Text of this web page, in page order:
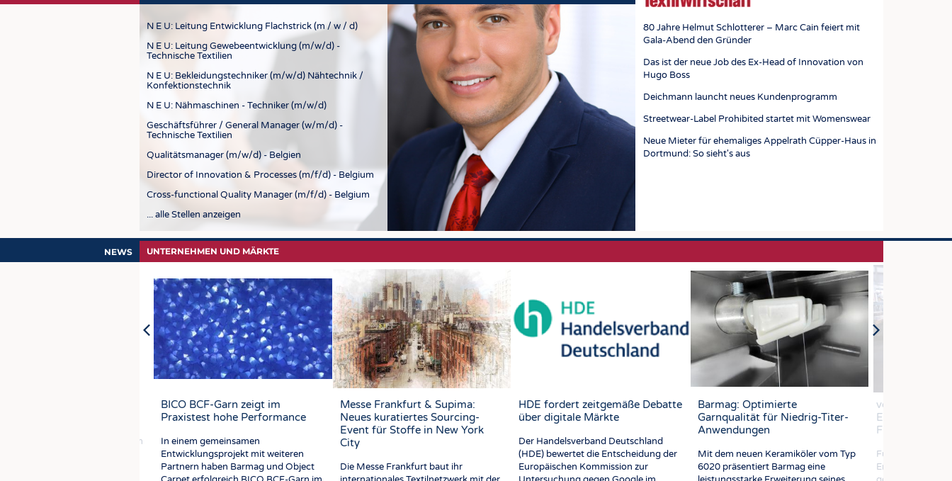
N E U: Leitung Entwicklung Flachstrick (m / w / d)
N E U: Leitung Gewebeentwicklung (m/w/d) -
Technische Textilien
N E U: Bekleidungstechniker (m/w/d) Nähtechnik /
Konfektionstechnik
N E U: Nähmaschinen - Techniker (m/w/d)
Geschäftsführer / General Manager (w/m/d) -
Technische Textilien
Qualitätsmanager (m/w/d) - Belgien
Director of Innovation & Processes (m/f/d) - Belgium
Cross-functional Quality Manager (m/f/d) - Belgium
... alle Stellen anzeigen
80 Jahre Helmut Schlotterer – Marc Cain feiert mit
Gala-Abend den Gründer
Das ist der neue Job des Ex-Head of Innovation von
Hugo Boss
Deichmann launcht neues Kundenprogramm
Streetwear-Label Prohibited startet mit Womenswear
Neue Mieter für ehemaliges Appelrath Cüpper-Haus in
Dortmund: So sieht's aus
NEWS UNTERNEHMEN UND MÄRKTE
BICO BCF-Garn zeigt im
Praxistest hohe Performance
In einem gemeinsamen
Entwicklungsprojekt mit weiteren
Partnern haben Barmag und Object
Messe Frankfurt & Supima:
Neues kuratiertes Sourcing-
Event für Stoffe in New York
City
Die Messe Frankfurt baut ihr
HDE fordert zeitgemäße Debatte
über digitale Märkte
Der Handelsverband Deutschland
(HDE) bewertet die Entscheidung der
Europäischen Kommission zur
Barmag: Optimierte
Garnqualität für Niedrig-Titer-
Anwendungen
Mit dem neuen Keramiköler vom Typ
6020 präsentiert Barmag eine
vombaur
Effizienz-
Flüssig-
Für eine
Entwicklung
Südwesttextil warnt vor
Eingriffen in Tarifautonomie und
Der Wirtschafts- und
Arbeitgeberverband kritisiert die
Energiesparend: Smarte
Textilien mit reversibler
Bewegliche textile Strukturen werden
in zahlreichen Bereichen wie
PIM Service GmbH als neuem